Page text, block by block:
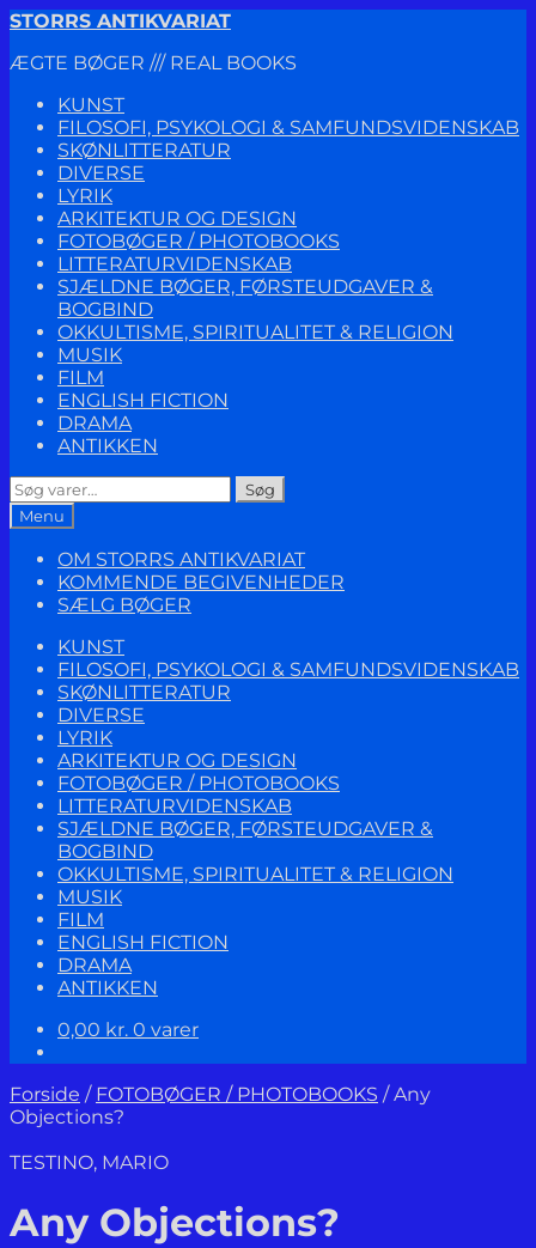
Spring
navigation
Spring
indhold
STORRS ANTIKVARIAT
ÆGTE BØGER /// REAL BOOKS
KUNST
FILOSOFI, PSYKOLOGI & SAMFUNDSVIDENSKAB
SKØNLITTERATUR
DIVERSE
LYRIK
ARKITEKTUR OG DESIGN
FOTOBØGER / PHOTOBOOKS
LITTERATURVIDENSKAB
SJÆLDNE BØGER, FØRSTEUDGAVER &
BOGBIND
OKKULTISME, SPIRITUALITET & RELIGION
MUSIK
FILM
ENGLISH FICTION
DRAMA
ANTIKKEN
Søg
efter:
Søg
Menu
OM STORRS ANTIKVARIAT
KOMMENDE BEGIVENHEDER
SÆLG BØGER
KUNST
FILOSOFI, PSYKOLOGI & SAMFUNDSVIDENSKAB
SKØNLITTERATUR
DIVERSE
LYRIK
ARKITEKTUR OG DESIGN
FOTOBØGER / PHOTOBOOKS
LITTERATURVIDENSKAB
SJÆLDNE BØGER, FØRSTEUDGAVER &
BOGBIND
OKKULTISME, SPIRITUALITET & RELIGION
MUSIK
FILM
ENGLISH FICTION
DRAMA
ANTIKKEN
0,00 kr. 0 varer
Forside / FOTOBØGER / PHOTOBOOKS /Any
Objections?
TESTINO, MARIO
Any Objections?